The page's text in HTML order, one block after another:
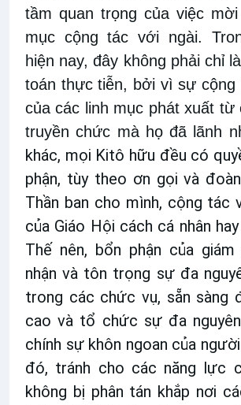
tầm quan trọng của việc
mục cộng tác với ngài.
hiện nay, đây không phải chỉ
toán thực tiễn, bởi vì sự cộng
của các linh mục phát xuất
truyền chức mà họ đã lãnh
khác, mọi Kitô hữu đều có
phận, tùy theo ơn gọi và
Thần ban cho mình, cộng tác
của Giáo Hội cách cá nhân
Thế nên, bổn phận của
nhận và tôn trọng sự đa
trong các chức vụ, sẵn sàng
cao và tổ chức sự đa
chính sự khôn ngoan của
đó, tránh cho các năng lực
không bị phân tán khắp nơi